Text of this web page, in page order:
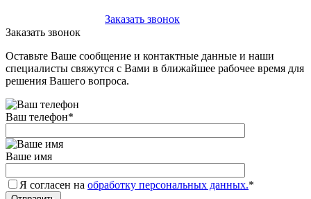
Заказать звонок
Заказать звонок
Оставьте Ваше сообщение и контактные данные и наши
специалисты свяжутся с Вами в ближайшее рабочее время для
решения Вашего вопроса.
Ваш телефон*
Ваше имя
Я согласен на обработку персональных данных.*